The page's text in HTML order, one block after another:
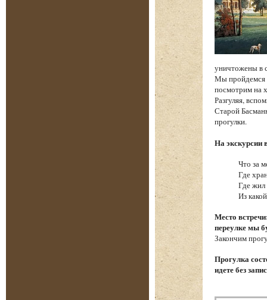
уничтожены в
Мы пройдемся
посмотрим на
Разгуляя,
Старой
прогулки.
На экскурсии
Что за
Где
Где жил
Из
Место
переулке мы
Закончим
Прогулка
идете без